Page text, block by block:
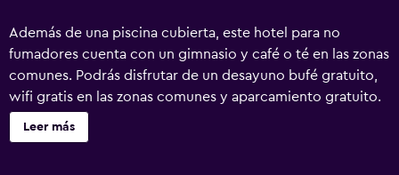
Además de una piscina cubierta, este hotel para no
fumadores cuenta con un gimnasio y café o té en las zonas
comunes. Podrás disfrutar de un desayuno bufé gratuito,
wifi gratis en las zonas comunes y aparcamiento gratuito.
Otras instalaciones incluyen una zona para conferencias,
servicio de tintorería y servicio de recepción 24 horas.
Leer más